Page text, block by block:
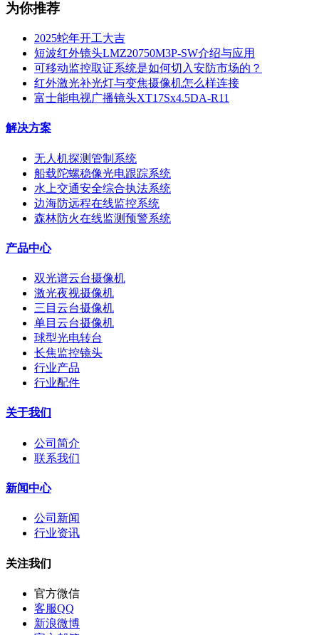
为你推荐
2025蛇年开工大吉
短波红外镜头LMZ20750M3P-SW介绍与应用
可移动监控取证系统是如何切入安防市场的？
红外激光补光灯与变焦摄像机怎么样连接
富士能电视广播镜头XT17Sx4.5DA-R11
解决方案
无人机探测管制系统
船载陀螺稳像光电跟踪系统
水上交通安全综合执法系统
边海防远程在线监控系统
森林防火在线监测预警系统
产品中心
双光谱云台摄像机
激光夜视摄像机
三目云台摄像机
单目云台摄像机
球型光电转台
长焦监控镜头
行业产品
行业配件
关于我们
公司简介
联系我们
新闻中心
公司新闻
行业资讯
关注我们
官方微信
客服QQ
新浪微博